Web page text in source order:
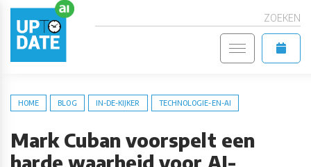
ZOEKEN
HOME BLOG IN-DE-KIJKER TECHNOLOGIE-EN-AI
Mark Cuban voorspelt een
harde waarheid voor AI-